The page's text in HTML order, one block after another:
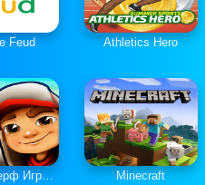
Feud Athletics Hero
Сабвей Серф Играть Онлайн Minecraft